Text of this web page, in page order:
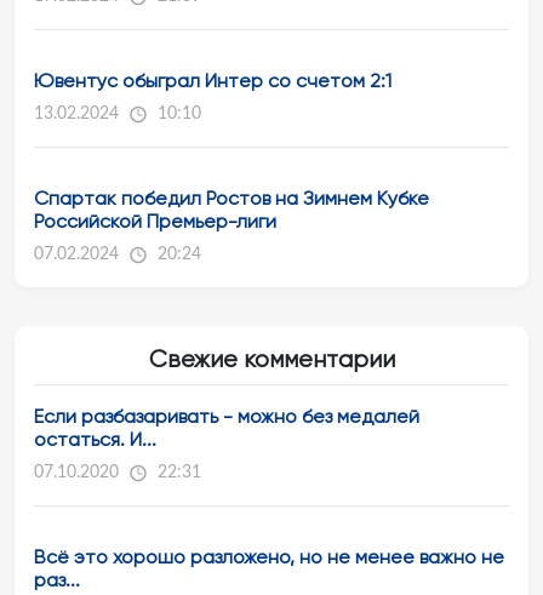
Ювентус обыграл Интер со счетом 2:1
13.02.2024 10:10
Спартак победил Ростов на Зимнем Кубке
Российской Премьер-лиги
07.02.2024 20:24
Свежие комментарии
Если разбазаривать - можно без медалей
остаться. И...
07.10.2020 22:31
Всё это хорошо разложено, но не менее важно не
раз...